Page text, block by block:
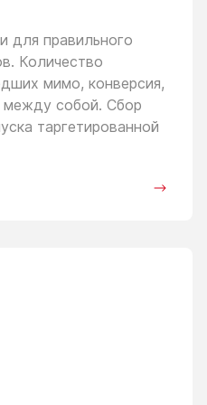
для правильного
Количество
мимо, конверсия,
между собой. Сбор
таргетированной